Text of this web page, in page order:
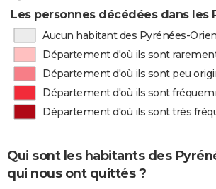
Les personnes décédées dans les
Aucun habitant des Pyrénées-
Département d'où ils sont
Département d'où ils sont peu
Département d'où ils sont
Département d'où ils sont très
Qui sont les habitants des
qui nous ont quittés ?